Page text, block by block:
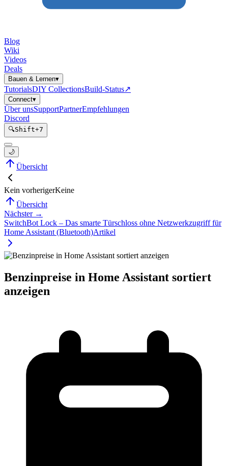
Blog
Wiki
Videos
Deals
Bauen & Lernen▾
TutorialsDIY CollectionsBuild-Status↗
Connect▾
Über unsSupportPartnerEmpfehlungen
Discord
🔍Shift+7
🌙
Übersicht
Kein vorherigerKeine
Übersicht
Nächster →
SwitchBot Lock – Das smarte Türschloss ohne Netzwerkzugriff für
Home Assistant (Bluetooth)Artikel
Benzinpreise in Home Assistant sortiert
anzeigen